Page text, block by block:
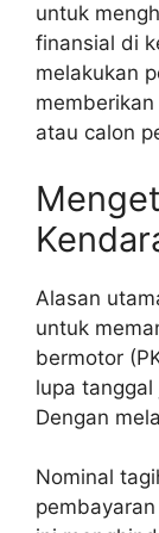
untuk
finansial di
melakukan
atau calon
Alasan
untuk
bermotor
lupa
Dengan
Nominal